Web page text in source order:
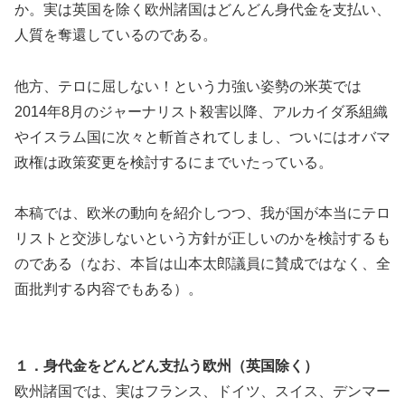
か。実は英国を除く欧州諸国はどんどん身代金を支払い、
人質を奪還しているのである。
他方、テロに屈しない！という力強い姿勢の米英では
2014年8月のジャーナリスト殺害以降、アルカイダ系組織
やイスラム国に次々と斬首されてしまし、ついにはオバマ
政権は政策変更を検討するにまでいたっている。
本稿では、欧米の動向を紹介しつつ、我が国が本当にテロ
リストと交渉しないという方針が正しいのかを検討するも
のである（なお、本旨は山本太郎議員に賛成ではなく、全
面批判する内容でもある）。
１．身代金をどんどん支払う欧州（英国除く）
欧州諸国では、実はフランス、ドイツ、スイス、デンマー